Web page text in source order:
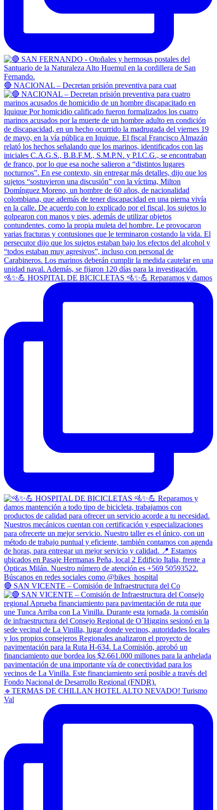
🔴 NACIONAL – Decretan prisión preventiva para cuat
🚵✨💪 HOSPITAL DE BICICLETAS 🚵✨💪 Reparamos y damos
🔴 SAN VICENTE – Comisión de Infraestructura del Co
🔹TERMAS DE CHILLAN HOTEL ALTO NEVADO! Turismo
Val